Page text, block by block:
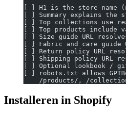
[ ] H1 is the store name
[ ] Summary explains the
[ ] Top collections use
[ ] Top products include
[ ] Size guide URL
[ ] Fabric and care guide
[ ] Return policy URL
[ ] Shipping policy URL
[ ] Optional lookbook /
[ ] robots.txt allows
/products/, /
Installeren in Shopify